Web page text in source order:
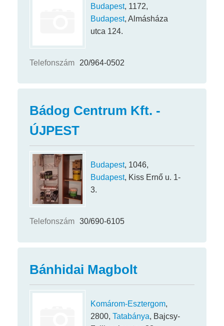
Budapest, 1172,
Budapest, Almásháza
utca 124.
Telefonszám 20/964-0502
Bádog Centrum Kft. -
ÚJPEST
Budapest, 1046,
Budapest, Kiss Ernő u. 1-
3.
Telefonszám 30/690-6105
Bánhidai Magbolt
Komárom-Esztergom,
2800, Tatabánya, Bajcsy-